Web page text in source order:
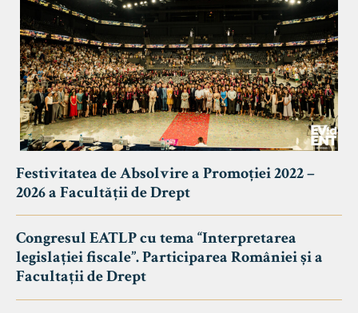
Festivitatea de Absolvire a Promoției 2022 –
2026 a Facultății de Drept
Congresul EATLP cu tema “Interpretarea
legislației fiscale”. Participarea României și a
Facultații de Drept